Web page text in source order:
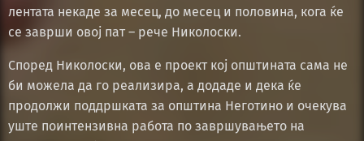
лентата некаде за месец, до месец и половина, кога ќе
се зaврши овој пат – рече Николоски.
Според Николоски, ова е проект кој општината сама не
би можела да го реализира, а додаде и дека ќе
продолжи поддршката за општина Неготино и очекува
уште поинтензивна работа по завршувањето на